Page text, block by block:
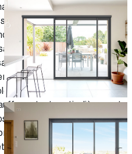
des gens s'y
entretien demandent peu
qu'elle offre à
se caractérise par son
surface en verre, elle vous
l'intérieur de votre maison
Cela vous permet de
tout particulièrement
Pour résumer,
de nombreux avantages :
et des économies de